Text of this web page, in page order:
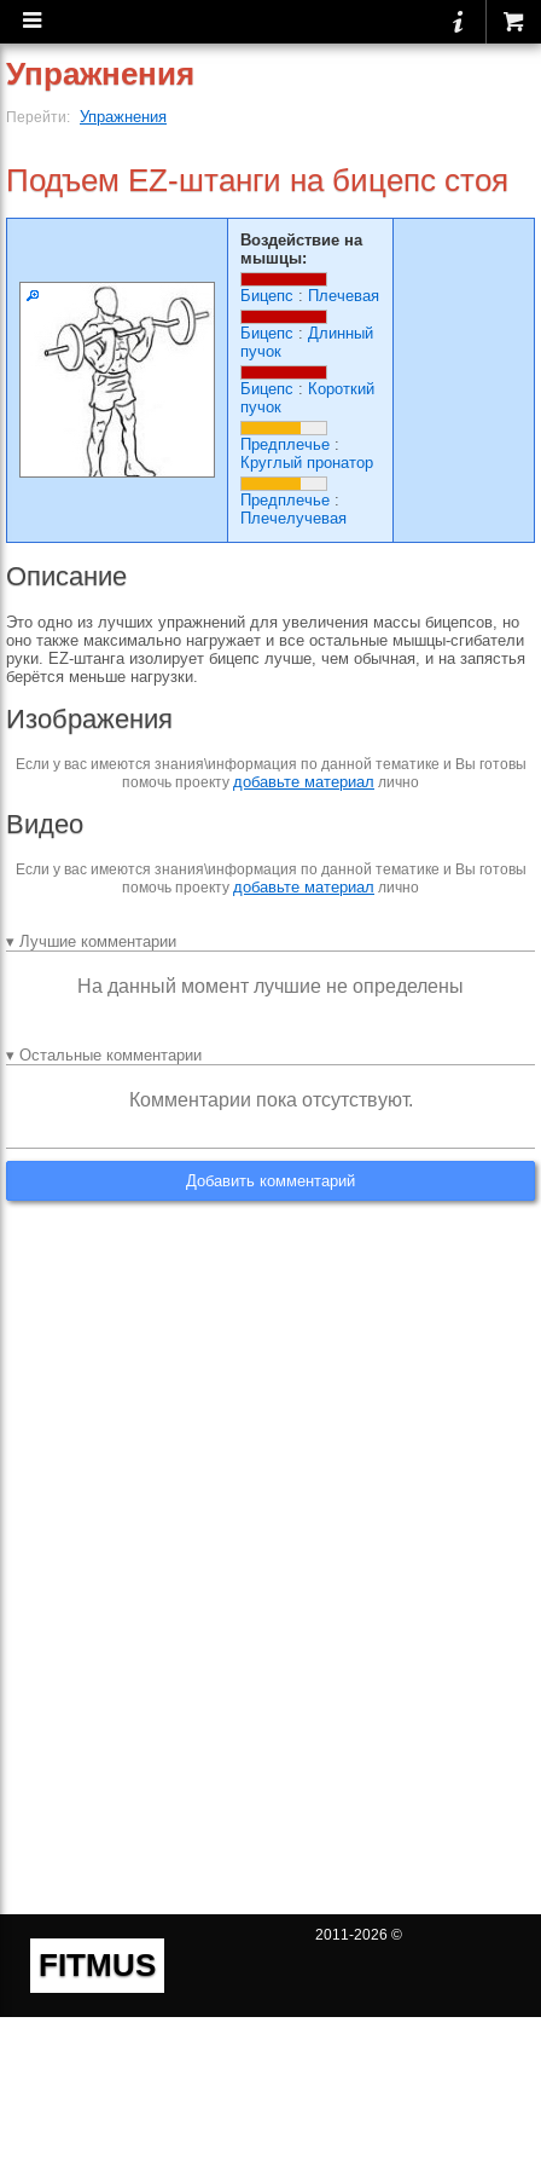
Упражнения
Перейти: Упражнения
Подъем EZ-штанги на бицепс стоя
Воздействие на
мышцы:
Бицепс : Плечевая
Бицепс : Длинный
пучок
Бицепс : Короткий
пучок
Предплечье :
Круглый пронатор
Предплечье :
Плечелучевая
Описание
Это одно из лучших упражнений для увеличения массы бицепсов, но
оно также максимально нагружает и все остальные мышцы-сгибатели
руки. ЕZ-штанга изолирует бицепс лучше, чем обычная, и на запястья
берётся меньше нагрузки.
Изображения
Если у вас имеются знания\информация по данной тематике и Вы готовы
помочь проекту добавьте материал лично
Видео
Если у вас имеются знания\информация по данной тематике и Вы готовы
помочь проекту добавьте материал лично
▾ Лучшие комментарии
На данный момент лучшие не определены
▾ Остальные комментарии
Комментарии пока отсутствуют.
Добавить комментарий
FITMUS
2011-2026 ©